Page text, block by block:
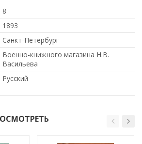
8
1893
Санкт-Петербург
Военно-книжного магазина Н.В.
Васильева
Русский